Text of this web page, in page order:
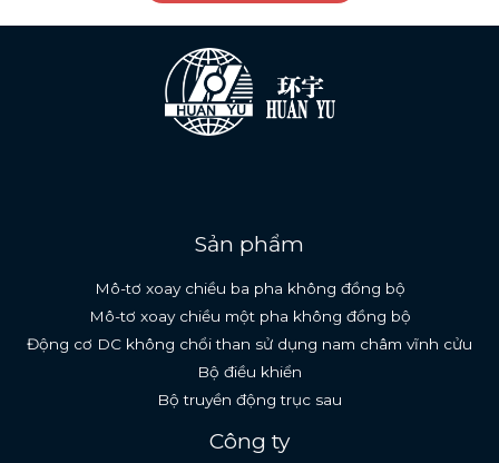
Sản phẩm
Mô-tơ xoay chiều ba pha không đồng bộ
Mô-tơ xoay chiều một pha không đồng bộ
Động cơ DC không chổi than sử dụng nam châm vĩnh cửu
Bộ điều khiển
Bộ truyền động trục sau
Công ty
Spanish
English (South Africa)